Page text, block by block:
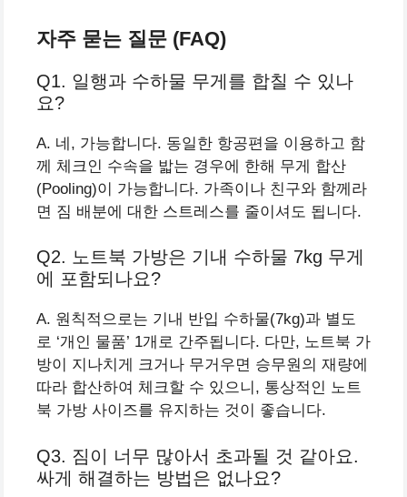
자주 묻는 질문 (FAQ)
Q1. 일행과 수하물 무게를 합칠 수 있나
요?
A. 네, 가능합니다. 동일한 항공편을 이용하고 함
께 체크인 수속을 밟는 경우에 한해 무게 합산
(Pooling)이 가능합니다. 가족이나 친구와 함께라
면 짐 배분에 대한 스트레스를 줄이셔도 됩니다.
Q2. 노트북 가방은 기내 수하물 7kg 무게
에 포함되나요?
A. 원칙적으로는 기내 반입 수하물(7kg)과 별도
로 ‘개인 물품’ 1개로 간주됩니다. 다만, 노트북 가
방이 지나치게 크거나 무거우면 승무원의 재량에
따라 합산하여 체크할 수 있으니, 통상적인 노트
북 가방 사이즈를 유지하는 것이 좋습니다.
Q3. 짐이 너무 많아서 초과될 것 같아요.
싸게 해결하는 방법은 없나요?